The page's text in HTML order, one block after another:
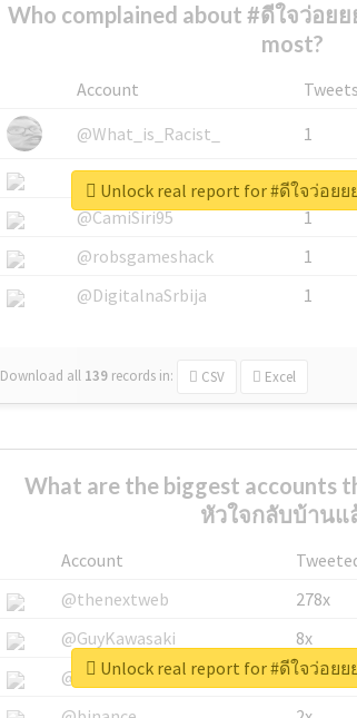
Who complained about #ดีใจว่อย
most?
Account Tweets
@What_is_Racist_
1
@SkateChart
1
@CamiSiri95
1
@robsgameshack
1
@DigitalnaSrbija
1
Download all 139 records in: CSV Excel
Unlock real report for #ดีใจว่อย
What are the biggest accounts
หัวใจกลับบ้านแ
Account
@thenextweb
278x
@GuyKawasaki
8x
@justinsuntron
6x
Unlock real report for #ดีใจว่อย